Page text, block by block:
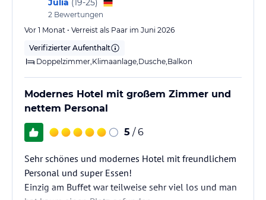
Julia (19-25)
2 Bewertungen
Vor 1 Monat • Verreist als Paar im Juni 2026
Verifizierter Aufenthalt
Doppelzimmer,Klimaanlage,Dusche,Balkon
Modernes Hotel mit großem Zimmer und
nettem Personal
5 / 6
Sehr schönes und modernes Hotel mit freundlichem
Personal und super Essen!
Einzig am Buffet war teilweise sehr viel los und man